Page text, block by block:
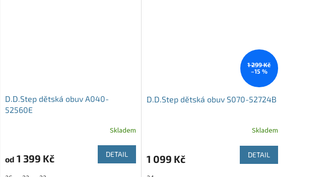
D.D.Step dětská obuv A040-
52560E
Skladem
od 1 399 Kč DETAIL
1 299 Kč
–15 %
D.D.Step dětská obuv S070-52724B
Skladem
1 099 Kč DETAIL